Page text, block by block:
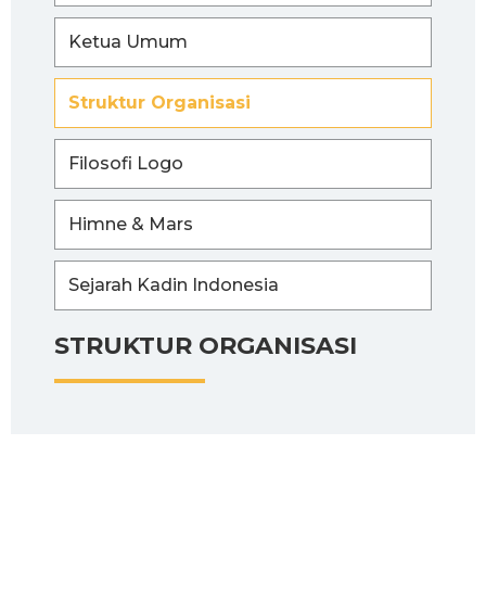
STRUKTUR ORGANISASI
Ketua Umum
Struktur Organisasi
Filosofi Logo
Himne & Mars
Sejarah Kadin Indonesia